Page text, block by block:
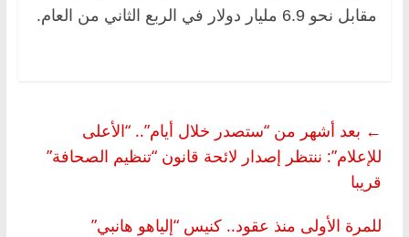
مقابل نحو 6.9 مليار دولار في الربع الثاني من العام.
← بعد أشهر من “ستصدر خلال أيام”.. “الأعلى
للإعلام”: ننتظر إصدار لائحة قانون “تنظيم الصحافة”
قريبا
للمرة الأولى منذ عقود.. كنيس “إلياهو هانبي”